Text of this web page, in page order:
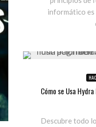
informático es
Cómo se Usa
Descubre todo